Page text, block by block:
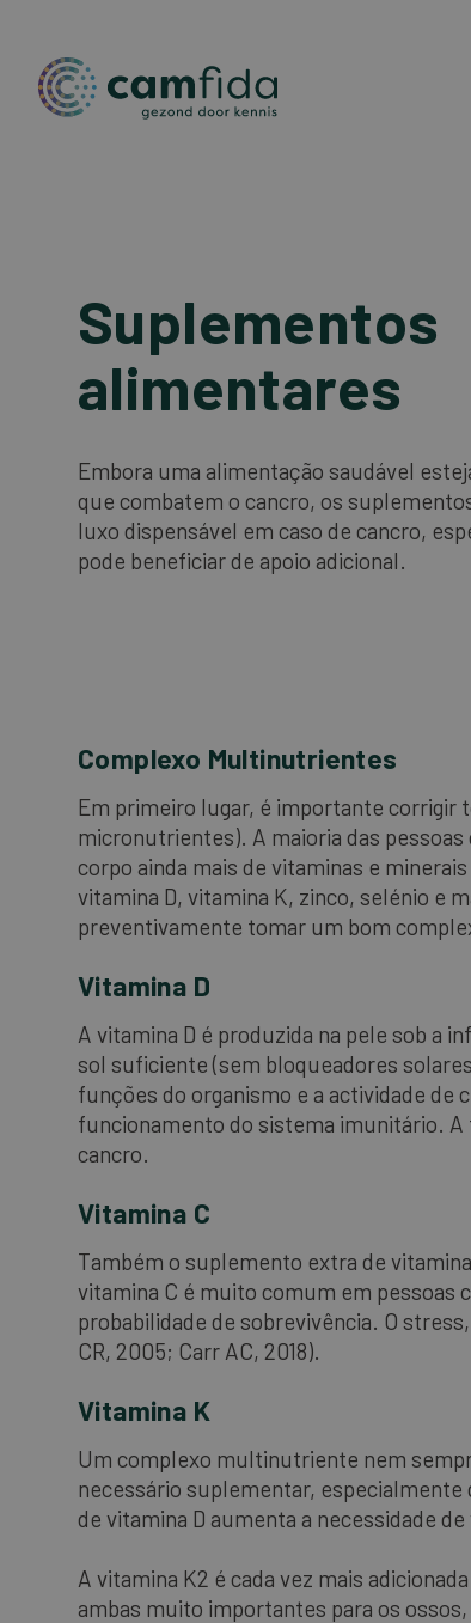
conteúdo
principalSuplementos
alimentares
Embora uma alimentação saudável
que combatem o cancro, os
luxo dispensável em caso de cancro,
pode beneficiar de apoio adicional.
Complexo Multinutrientes
Em primeiro lugar, é importante corrigir
micronutrientes). A maioria das
corpo ainda mais de vitaminas e
vitamina D, vitamina K, zinco, selénio e
preventivamente tomar um bom
Vitamina D
A vitamina D é produzida na pele sob a
sol suficiente (sem bloqueadores
funções do organismo e a actividade de
funcionamento do sistema imunitário.
cancro.
Vitamina C
Também o suplemento extra de
vitamina C é muito comum em pessoas
probabilidade de sobrevivência. O
CR, 2005; Carr AC, 2018).
Vitamina K
Um complexo multinutriente nem
necessário suplementar, especialmente
de vitamina D aumenta a necessidade
A vitamina K2 é cada vez mais
ambas muito importantes para os